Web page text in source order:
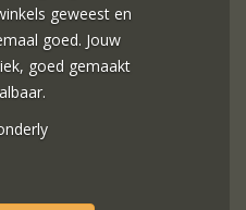
geweest en
goed. Jouw
goed gemaakt